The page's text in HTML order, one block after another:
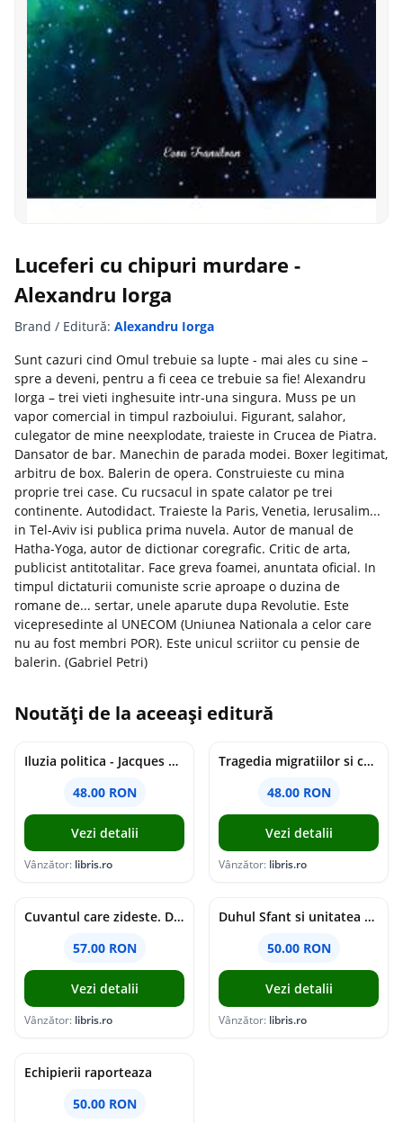
Luceferi cu chipuri murdare -
Alexandru Iorga
Brand / Editură: Alexandru Iorga
Sunt cazuri cind Omul trebuie sa lupte - mai ales cu sine –
spre a deveni, pentru a fi ceea ce trebuie sa fie! Alexandru
Iorga – trei vieti inghesuite intr-una singura. Muss pe un
vapor comercial in timpul razboiului. Figurant, salahor,
culegator de mine neexplodate, traieste in Crucea de Piatra.
Dansator de bar. Manechin de parada modei. Boxer legitimat,
arbitru de box. Balerin de opera. Construieste cu mina
proprie trei case. Cu rucsacul in spate calator pe trei
continente. Autodidact. Traieste la Paris, Venetia, Ierusalim...
in Tel-Aviv isi publica prima nuvela. Autor de manual de
Hatha-Yoga, autor de dictionar coregrafic. Critic de arta,
publicist antitotalitar. Face greva foamei, anuntata oficial. In
timpul dictaturii comuniste scrie aproape o duzina de
romane de... sertar, unele aparute dupa Revolutie. Este
vicepresedinte al UNECOM (Uniunea Nationala a celor care
nu au fost membri POR). Este unicul scriitor cu pensie de
balerin. (Gabriel Petri)
Noutăți de la aceeași editură
Iluzia politica - Jacques Ellul
48.00 RON
Vezi detalii
Vânzător: libris.ro
Tragedia migratiilor si caderea imperiilor. Sfantul Augustin si noi - Chantal Delsol
48.00 RON
Vezi detalii
Vânzător: libris.ro
Cuvantul care zideste. Dialoguri - Vartan Arachelian
57.00 RON
Vezi detalii
Vânzător: libris.ro
Duhul Sfant si unitatea Bisericii. Jurnal de Conciliu - Andre Scrima
50.00 RON
Vezi detalii
Vânzător: libris.ro
Echipierii raporteaza
50.00 RON